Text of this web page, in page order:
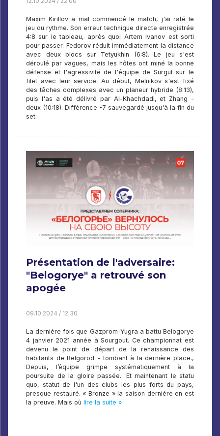
Maxim Kirillov a mal commencé le match, j'ai raté le
jeu du rythme. Son erreur technique directe enregistrée
4:8 sur le tableau, après quoi Artem Ivanov est sorti
pour passer. Fedorov réduit immédiatement la distance
avec deux blocs sur Tetyukhin (6:8). Le jeu s'est
déroulé par vagues, mais les hôtes ont miné la bonne
défense et l'agressivité de l'équipe de Surgut sur le
filet avec leur service. Au début, Melnikov s'est fixé
des tâches complexes avec un planeur hybride (8:13),
puis l'as a été délivré par Al-Khachdadi, et Zhang -
deux (10:18). Différence -7 sauvegardé jusqu'à la fin du
set.
Présentation de l'adversaire:
"Belogorye" a retrouvé son
apogée
09.10.2024 / 12:30
La dernière fois que Gazprom-Yugra a battu Belogorye
4 janvier 2021 année à Sourgout. Ce championnat est
devenu le point de départ de la renaissance des
habitants de Belgorod - tombant à la dernière place.,
Depuis, l’équipe grimpe systématiquement à la
poursuite de la gloire passée.. Et maintenant le statu
quo, statut de l'un des clubs les plus forts du pays,
presque restauré. « Bronze » la saison dernière en est
la preuve. Mais où lire la suite »